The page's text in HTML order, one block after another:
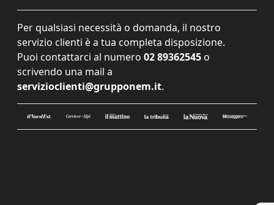
Per qualsiasi necessità o domanda, il nostro
servizio clienti è a tua completa disposizione.
Puoi contattarci al numero 02 89362545 o
scrivendo una mail a
servizioclienti@grupponem.it.